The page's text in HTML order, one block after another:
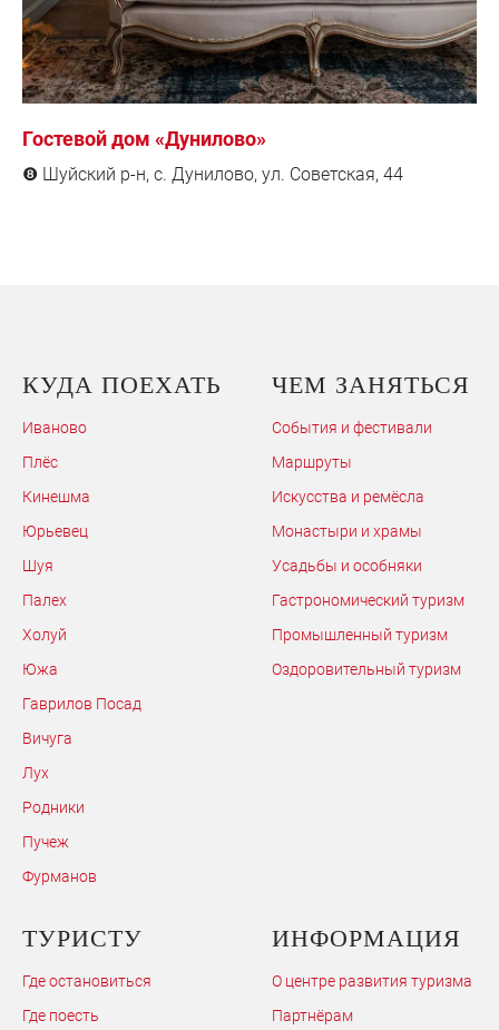
Гостевой дом «Дунилово»
❽ Шуйский р-н, с. Дунилово, ул. Советская, 44
КУДА ПОЕХАТЬ
Иваново
Плёс
Кинешма
Юрьевец
Шуя
Палех
Холуй
Южа
Гаврилов Посад
Вичуга
Лух
Родники
Пучеж
Фурманов
ЧЕМ ЗАНЯТЬСЯ
События и фестивали
Маршруты
Искусства и ремёсла
Монастыри и храмы
Усадьбы и особняки
Гастрономический туризм
Промышленный туризм
Оздоровительный туризм
ТУРИСТУ
Где остановиться
Где поесть
ИНФОРМАЦИЯ
О центре развития туризма
Партнёрам